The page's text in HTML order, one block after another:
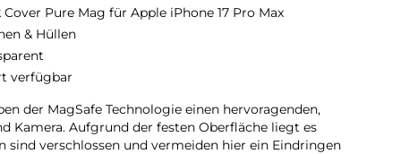
Cover Pure Mag für Apple iPhone 17 Pro Max
& Hüllen
verfügbar
der MagSafe Technologie einen hervoragenden,
Kamera. Aufgrund der festen Oberfläche liegt es
sind verschlossen und vermeiden hier ein Eindringen